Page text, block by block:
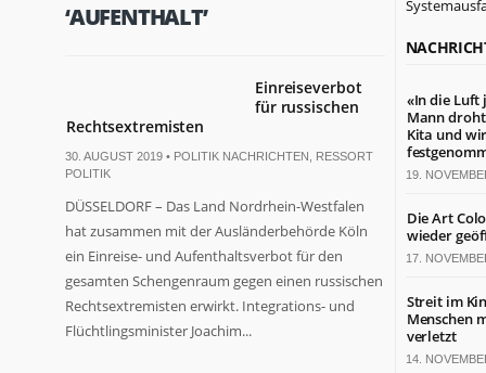
‘AUFENTHALT’
Einreiseverbot
für russischen
Rechtsextremisten
30. AUGUST 2019 • POLITIK NACHRICHTEN
RESSORT
POLITIK
DÜSSELDORF – Das Land Nordrhein-Westfalen
hat zusammen mit der Ausländerbehörde Köln
ein Einreise- und Aufenthaltsverbot für den
gesamten Schengenraum gegen einen russischen
Rechtsextremisten erwirkt. Integrations- und
Flüchtlingsminister Joachim...
«In die Luft
Mann
Kita und
19.
Die Art
wieder
17.
Streit im
Menschen
verletzt
14.